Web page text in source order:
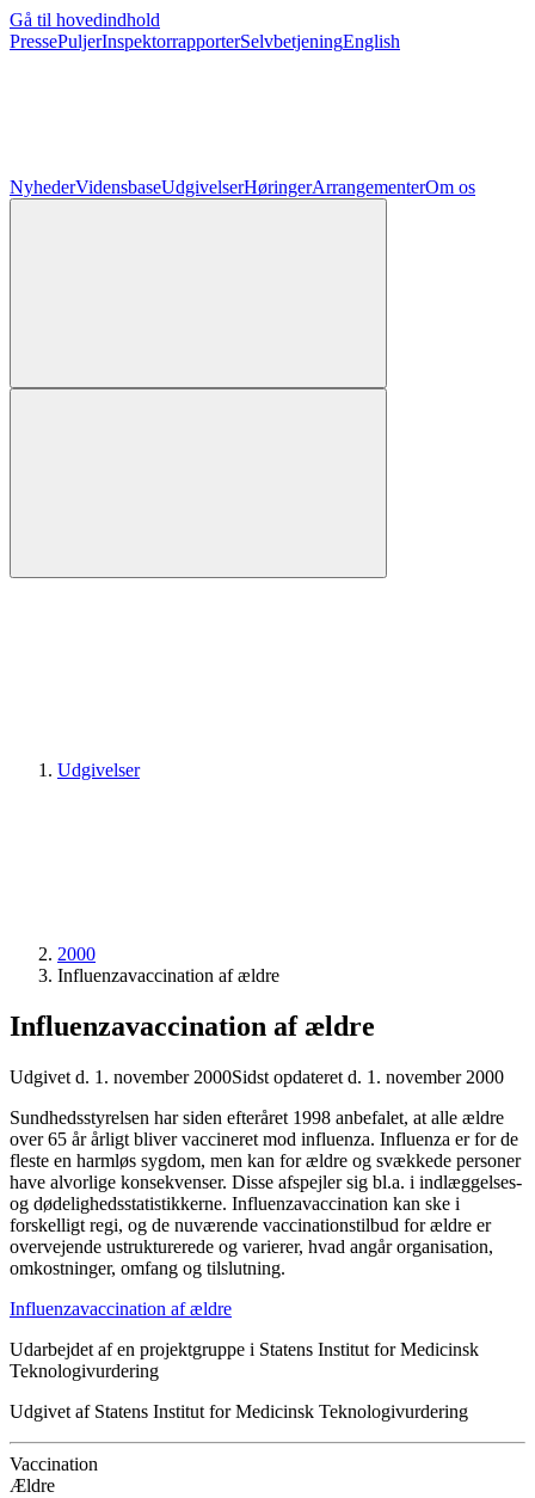
Gå til hovedindhold
PressePuljerInspektorrapporterSelvbetjeningEnglish
NyhederVidensbaseUdgivelserHøringerArrangementerOm os
Udgivelser
2000
Influenzavaccination af ældre
Influenzavaccination af ældre
Udgivet d. 1. november 2000Sidst opdateret d. 1. november 2000
Sundhedsstyrelsen har siden efteråret 1998 anbefalet, at alle ældre
over 65 år årligt bliver vaccineret mod influenza. Influenza er for de
fleste en harmløs sygdom, men kan for ældre og svækkede personer
have alvorlige konsekvenser. Disse afspejler sig bl.a. i indlæggelses-
og dødelighedsstatistikkerne. Influenzavaccination kan ske i
forskelligt regi, og de nuværende vaccinationstilbud for ældre er
overvejende ustrukturerede og varierer, hvad angår organisation,
omkostninger, omfang og tilslutning.
Influenzavaccination af ældre
Udarbejdet af en projektgruppe i Statens Institut for Medicinsk
Teknologivurdering
Udgivet af Statens Institut for Medicinsk Teknologivurdering
Vaccination
Ældre